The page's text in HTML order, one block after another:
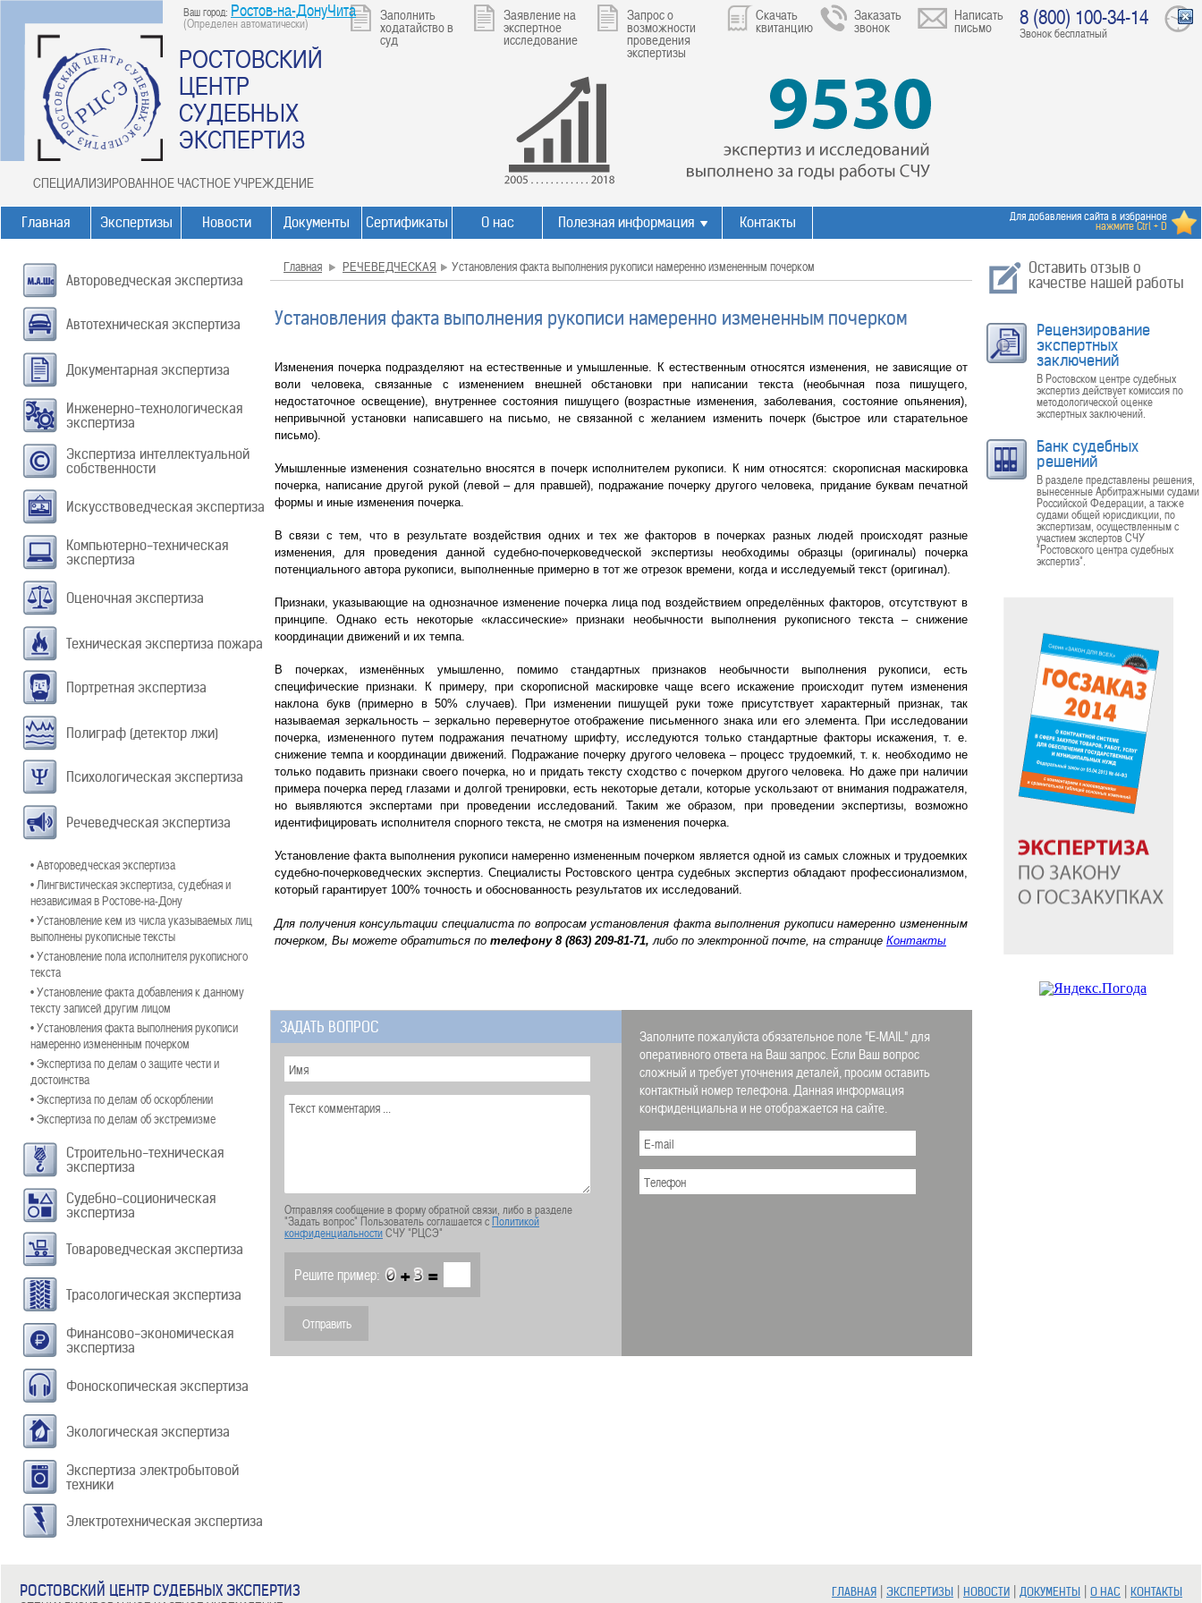
Ваш город: Ростов-на-ДонуЧита
(Определен автоматически)
РОСТОВСКИЙ
ЦЕНТР
СУДЕБНЫХ
ЭКСПЕРТИЗ
СПЕЦИАЛИЗИРОВАННОЕ ЧАСТНОЕ УЧРЕЖДЕНИЕ
Заполнить
ходатайство в
суд
Заявление на
экспертное
исследование
Запрос о
возможности
проведения
экспертизы
Скачать
квитанцию
Заказать
звонок
Написать
письмо 8 (800) 100-34-14
Звонок бесплатный
Главная Экспертизы Новости Документы Сертификаты О нас Полезная информация Контакты Для добавления сайта в избранное
нажмите Ctrl + D
Автороведческая экспертиза
Автотехническая экспертиза
Документарная экспертиза
Инженерно-технологическая
экспертиза
Экспертиза интеллектуальной
собственности
Искусствоведческая экспертиза
Компьютерно-техническая
экспертиза
Оценочная экспертиза
Техническая экспертиза пожара
Портретная экспертиза
Полиграф (детектор лжи)
Психологическая экспертиза
Речеведческая экспертиза
• Автороведческая экспертиза
• Лингвистическая экспертиза, судебная и
независимая в Ростове-на-Дону
• Установление кем из числа указываемых лиц
выполнены рукописные тексты
• Установление пола исполнителя рукописного
текста
• Установление факта добавления к данному
тексту записей другим лицом
• Установления факта выполнения рукописи
намеренно измененным почерком
• Экспертиза по делам о защите чести и
достоинства
• Экспертиза по делам об оскорблении
• Экспертиза по делам об экстремизме
Строительно-техническая
экспертиза
Судебно-соционическая
экспертиза
Товароведческая экспертиза
Трасологическая экспертиза
Финансово-экономическая
экспертиза
Фоноскопическая экспертиза
Экологическая экспертиза
Экспертиза электробытовой
техники
Электротехническая экспертиза
Главная РЕЧЕВЕДЧЕСКАЯ Установления факта выполнения рукописи намеренно измененным почерком
Установления факта выполнения рукописи намеренно измененным почерком
Изменения почерка подразделяют на естественные и умышленные. К естественным относятся изменения, не зависящие от
воли человека, связанные с изменением внешней обстановки при написании текста (необычная поза пишущего,
недостаточное освещение), внутреннее состояния пишущего (возрастные изменения, заболевания, состояние опьянения),
непривычной установки написавшего на письмо, не связанной с желанием изменить почерк (быстрое или старательное
письмо).
Умышленные изменения сознательно вносятся в почерк исполнителем рукописи. К ним относятся: скорописная маскировка
почерка, написание другой рукой (левой – для правшей), подражание почерку другого человека, придание буквам печатной
формы и иные изменения почерка.
В связи с тем, что в результате воздействия одних и тех же факторов в почерках разных людей происходят разные
изменения, для проведения данной судебно-почерковедческой экспертизы необходимы образцы (оригиналы) почерка
потенциального автора рукописи, выполненные примерно в тот же отрезок времени, когда и исследуемый текст (оригинал).
Признаки, указывающие на однозначное изменение почерка лица под воздействием определённых факторов, отсутствуют в
принципе. Однако есть некоторые «классические» признаки необычности выполнения рукописного текста – снижение
координации движений и их темпа.
В почерках, изменённых умышленно, помимо стандартных признаков необычности выполнения рукописи, есть
специфические признаки. К примеру, при скорописной маскировке чаще всего искажение происходит путем изменения
наклона букв (примерно в 50% случаев). При изменении пишущей руки тоже присутствует характерный признак, так
называемая зеркальность – зеркально перевернутое отображение письменного знака или его элемента. При исследовании
почерка, измененного путем подражания печатному шрифту, исследуются только стандартные факторы искажения, т. е.
снижение темпа и координации движений. Подражание почерку другого человека – процесс трудоемкий, т. к. необходимо не
только подавить признаки своего почерка, но и придать тексту сходство с почерком другого человека. Но даже при наличии
примера почерка перед глазами и долгой тренировки, есть некоторые детали, которые ускользают от внимания подражателя,
но выявляются экспертами при проведении исследований. Таким же образом, при проведении экспертизы, возможно
идентифицировать исполнителя спорного текста, не смотря на изменения почерка.
Установление факта выполнения рукописи намеренно измененным почерком является одной из самых сложных и трудоемких
судебно-почерковедческих экспертиз. Специалисты Ростовского центра судебных экспертиз обладают профессионализмом,
который гарантирует 100% точность и обоснованность результатов их исследований.
Для получения консультации специалиста по вопросам установления факта выполнения рукописи намеренно измененным
почерком, Вы можете обратиться по телефону 8 (863) 209-81-71, либо по электронной почте, на странице Контакты
ЗАДАТЬ ВОПРОС
Отправляя сообщение в форму обратной связи, либо в разделе
"Задать вопрос" Пользователь соглашается сПолитикой
конфиденциальностиСЧУ "РЦСЭ"
Решите пример: + =
Заполните пожалуйста обязательное поле "E-MAIL" для
оперативного ответа на Ваш запрос. Если Ваш вопрос
сложный и требует уточнения деталей, просим оставить
контактный номер телефона. Данная информация
конфиденциальна и не отображается на сайте.
Оставить отзыв о
качестве нашей работы
Рецензирование
экспертных
заключений
В Ростовском центре судебных
экспертиз действует комиссия по
методологической оценке
экспертных заключений.
Банк судебных
решений
В разделе представлены решения,
вынесенные Арбитражными судами
Российской Федерации, а также
судами общей юрисдикции, по
экспертизам, осуществленным с
участием экспертов СЧУ
"Ростовского центра судебных
экспертиз".
РОСТОВСКИЙ ЦЕНТР СУДЕБНЫХ ЭКСПЕРТИЗ ГЛАВНАЯ | ЭКСПЕРТИЗЫ | НОВОСТИ | ДОКУМЕНТЫ | О НАС | КОНТАКТЫ